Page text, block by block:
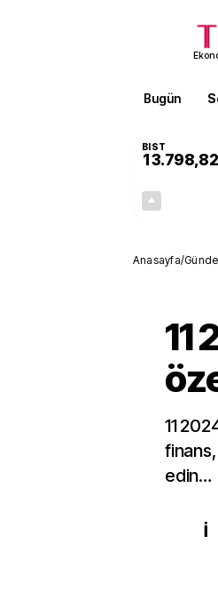
Bugün
BIST
13.798,82
Anasayfa/
11
11
edin…
İ